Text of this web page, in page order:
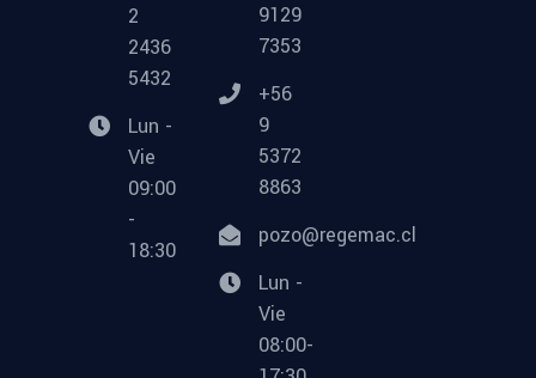
2
2436
5432
Lun -
Vie
09:00
-
18:30
9129
7353
+56
9
5372
8863
pozo@regemac.cl
Lun -
Vie
08:00-